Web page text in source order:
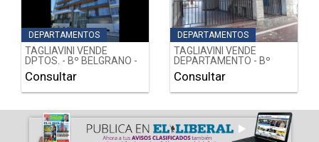
DEPARTAMENTOS
TAGLIAVINI VENDE
DPTOS. - Bº BELGRANO -
CALLE PUEYRREDON Nº
25 - SGO. DEL ESTERO
Consultar
DEPARTAMENTOS
TAGLIAVINI VENDE
DEPARTAMENTO - Bº
ALBERDI - CONSTITUCION
Nº 339 - SGO. DEL
ESTERO
Consultar